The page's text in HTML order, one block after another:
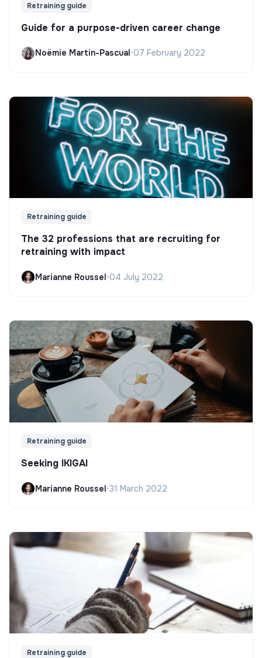
Retraining guide
Guide for a purpose-driven career change
Noëmie Martin-Pascual•07 February 2022
Retraining guide
The 32 professions that are recruiting for
retraining with impact
Marianne Roussel•04 July 2022
Retraining guide
Seeking IKIGAI
Marianne Roussel•31 March 2022
Retraining guide